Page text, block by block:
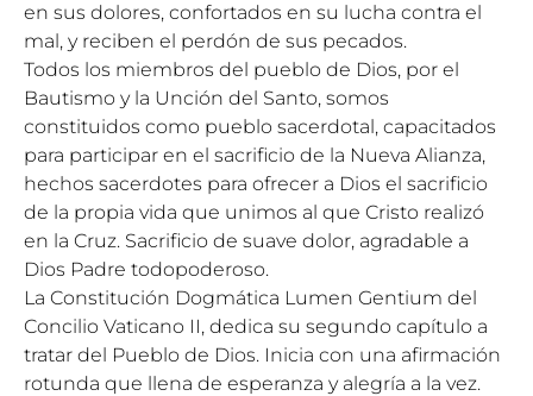
en sus dolores, confortados en su lucha contra el
mal, y reciben el perdón de sus pecados.
Todos los miembros del pueblo de Dios, por el
Bautismo y la Unción del Santo, somos
constituidos como pueblo sacerdotal, capacitados
para participar en el sacrificio de la Nueva Alianza,
hechos sacerdotes para ofrecer a Dios el sacrificio
de la propia vida que unimos al que Cristo realizó
en la Cruz. Sacrificio de suave dolor, agradable a
Dios Padre todopoderoso.
La Constitución Dogmática Lumen Gentium del
Concilio Vaticano II, dedica su segundo capítulo a
tratar del Pueblo de Dios. Inicia con una afirmación
rotunda que llena de esperanza y alegría a la vez.